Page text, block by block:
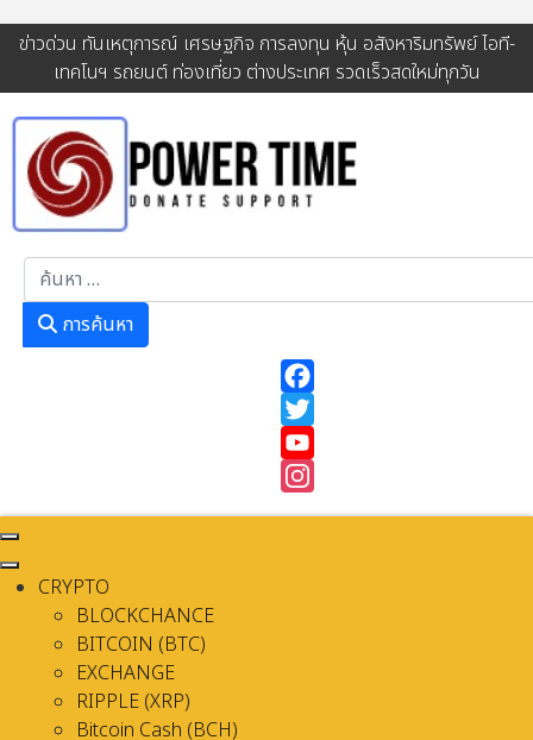
ข่าวด่วน ทันเหตุการณ์ เศรษฐกิจ การลงทุน หุ้น อสังหาริมทรัพย์ ไอที-
เทคโนฯ รถยนต์ ท่องเที่ยว ต่างประเทศ รวดเร็วสดใหม่ทุกวัน
การค้นหา
Instagram
CRYPTO
BLOCKCHANCE
BITCOIN (BTC)
EXCHANGE
RIPPLE (XRP)
Bitcoin Cash (BCH)